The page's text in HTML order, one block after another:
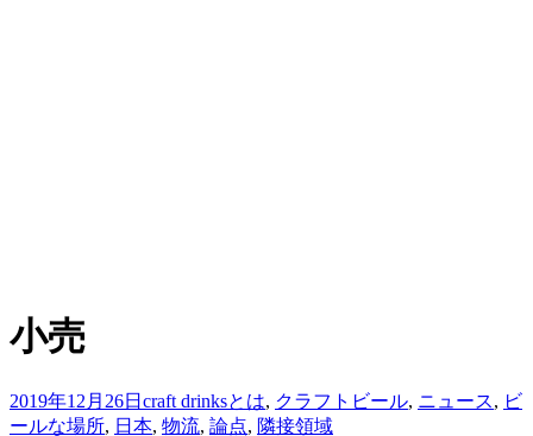
タグ
:
小売
投
稿
2019年12月26日 craft drinksとは, クラフトビール, ニュース, ビ
ールな場所, 日本, 物流, 論点, 隣接領域